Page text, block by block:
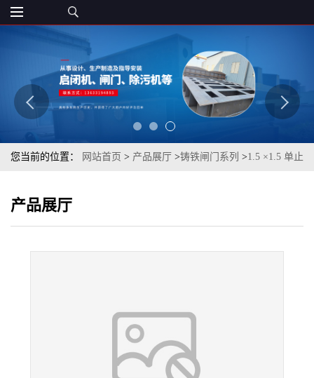
您当前的位置： 网站首页 > 产品展厅 >铸铁闸门系列 >1.5 ×1.5 单止
产品展厅